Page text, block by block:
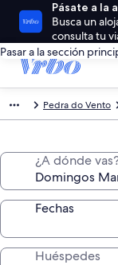
Pásate a la
Busca un
consulta tu
Pasar a la sección
Pedra do Vento
¿A dónde
Fechas
Huéspedes